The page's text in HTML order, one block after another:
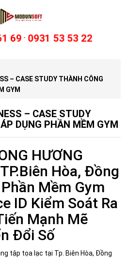
69 - 0931 53 53 22
– CASE STUDY THÀNH CÔNG
GYM
– CASE STUDY
DỤNG PHẦN MỀM GYM
HƯƠNG
Hòa, Đồng
Mềm Gym
ID Kiểm Soát Ra
Mạnh Mẽ
Đổi Số
tập tọa lạc tại Tp. Biên Hòa, Đồng